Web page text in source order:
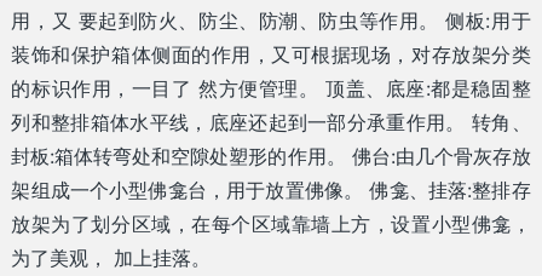
用，又 要起到防火、防尘、防潮、防虫等作用。 侧板:用于
装饰和保护箱体侧面的作用，又可根据现场，对存放架分类
的标识作用，一目了 然方便管理。 顶盖、底座:都是稳固整
列和整排箱体水平线，底座还起到一部分承重作用。 转角、
封板:箱体转弯处和空隙处塑形的作用。 佛台:由几个骨灰存放
架组成一个小型佛龛台，用于放置佛像。 佛龛、挂落:整排存
放架为了划分区域，在每个区域靠墙上方，设置小型佛龛，
为了美观， 加上挂落。